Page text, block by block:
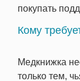
покупать
Кому
Медкнижка
только тем,